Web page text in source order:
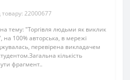
товару: 22000677
тему: "Торгівля людьми як виклик
на 100% авторська, в мережі
перевірена викладачем
кількість
фрагмент..